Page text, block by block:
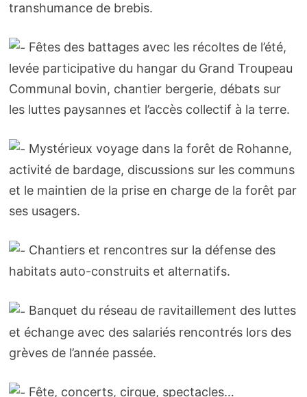
transhumance de brebis.
Fêtes des battages avec les récoltes de l’été,
levée participative du hangar du Grand Troupeau
Communal bovin, chantier bergerie, débats sur
les luttes paysannes et l’accès collectif à la terre.
Mystérieux voyage dans la forêt de Rohanne,
activité de bardage, discussions sur les communs
et le maintien de la prise en charge de la forêt par
ses usagers.
Chantiers et rencontres sur la défense des
habitats auto-construits et alternatifs.
Banquet du réseau de ravitaillement des luttes
et échange avec des salariés rencontrés lors des
grèves de l’année passée.
Fête, concerts, cirque, spectacles…